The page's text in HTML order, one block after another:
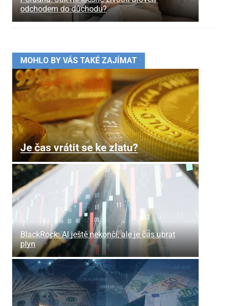
odchodem do důchodu?
MOHLO BY VÁS TAKÉ ZAJÍMAT
Je čas vrátit se ke zlatu?
BlackRock: AI ještě nekončí, ale je čas ubrat
plyn